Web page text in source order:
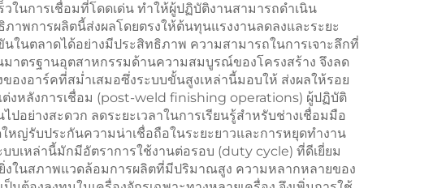
ในการเชื่อมที่โดดเด่น ทำให้ผู้ปฏิบัติงานสามารถดำเนิน
าพการผลิตนี้ส่งผลโดยตรงให้ต้นทุนแรงงานลดลงและระยะ
ในตลาดได้อย่างมีประสิทธิภาพ ความสามารถในการเจาะลึกที่
มาตรฐานอุตสาหกรรมด้านความสมบูรณ์ของโครงสร้าง จึงลด
งอาร์คที่สม่ำเสมอซึ่งระบบขั้นสูงเหล่านี้มอบให้ ส่งผลให้รอย
งหลังการเชื่อม (post-weld finishing operations) ผู้ปฏิบัติ
อย่างสะดวก ลดระยะเวลาในการเรียนรู้สำหรับช่างเชื่อมมือ
หญ่รับประกันความน่าเชื่อถือในระยะยาวและการหยุดทำงาน
บเหล่านี้มักมีอัตราการใช้งานต่อรอบ (duty cycle) ที่ดีเยี่ยม
ยิ่งในสภาพแวดล้อมการผลิตที่มีปริมาณสูง ความหลากหลายของ